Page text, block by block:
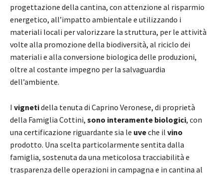
progettazione della cantina, con attenzione al risparmio
energetico, all’impatto ambientale e utilizzando i
materiali locali per valorizzare la struttura, per le attività
volte alla promozione della biodiversità, al riciclo dei
materiali e alla conversione biologica delle produzioni,
oltre al costante impegno per la salvaguardia
dell’ambiente.
I vignetidella tenuta di Caprino Veronese, di proprietà
della Famiglia Cottini, sono interamente biologici, con
una certificazione riguardante sia le uveche il vino
prodotto. Una scelta particolarmente sentita dalla
famiglia, sostenuta da una meticolosa tracciabilità e
trasparenza delle operazioni in campagna e in cantina al